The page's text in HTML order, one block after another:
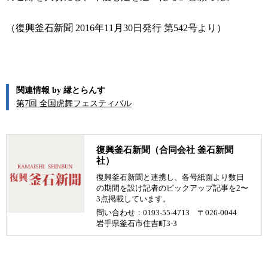
（復興釜石新聞 2016年11月30日発行 第542号より）
関連情報 by 縁とらんす
第7回 全国虎舞フェスティバル
復興釜石新聞（合同会社 釜石新聞
社）
復興釜石新聞と連携し、各号紙面より数日
の期間を設け記者のピックアップ記事を2〜
3点掲載しています。
問い合わせ：0193-55-4713 〒026-0044
岩手県釜石市住吉町3-3